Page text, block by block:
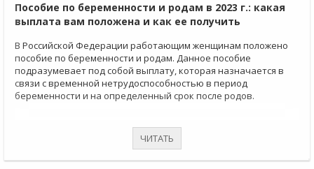
Пособие по беременности и родам в 2023 г.: какая
выплата вам положена и как ее получить
В Российской Федерации работающим женщинам положено
пособие по беременности и родам. Данное пособие
подразумевает под собой выплату, которая назначается в
связи с временной нетрудоспособностью в период
беременности и на определенный срок после родов.
ЧИТАТЬ